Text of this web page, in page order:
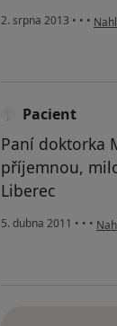
2. srpna 2013 • • •
Pacient
Paní doktorka
příjemnou,
Liberec
5. dubna 2011 • • •